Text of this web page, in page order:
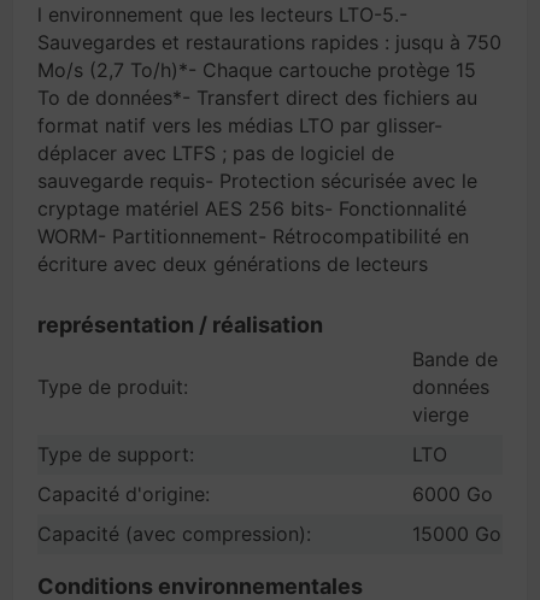
l environnement que les lecteurs LTO-5.-
Sauvegardes et restaurations rapides : jusqu à 750
Mo/s (2,7 To/h)*- Chaque cartouche protège 15
To de données*- Transfert direct des fichiers au
format natif vers les médias LTO par glisser-
déplacer avec LTFS ; pas de logiciel de
sauvegarde requis- Protection sécurisée avec le
cryptage matériel AES 256 bits- Fonctionnalité
WORM- Partitionnement- Rétrocompatibilité en
écriture avec deux générations de lecteurs
représentation / réalisation
Type de produit:
Bande de
données
vierge
Type de support:
LTO
Capacité d'origine:
6000 Go
Capacité (avec compression):
15000 Go
Conditions environnementales